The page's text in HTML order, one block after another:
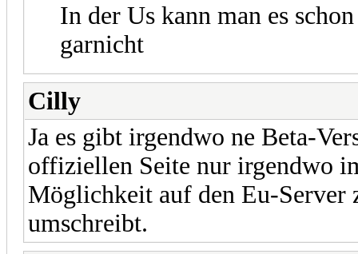
In der Us kann man es
garnicht
Cilly
Ja es gibt irgendwo ne Beta-
offiziellen Seite nur irgendwo
Möglichkeit auf den Eu-Server
umschreibt.